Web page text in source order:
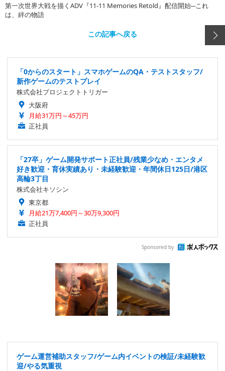
第一次世界大戦を描くADV『11-11 Memories Retold』配信開始─これ
は、絆の物語
この記事へ戻る
「0からのスタート」スマホゲームのQA・テストスタッフ/
新作ゲームのテストプレイ
株式会社プロジェクトトリガー
大阪府
月給31万円～45万円
正社員
「27卒」ゲーム開発サポート正社員/残業少なめ・エンタメ
好き歓迎・育休実績あり・未経験歓迎・年間休日125日/港区
高輪3丁目
株式会社キソシン
東京都
月給21万7,400円～30万9,300円
正社員
Sponsored by
ゲーム運営補助スタッフ/ゲーム内イベントの検証/未経験歓
迎/やる気重視